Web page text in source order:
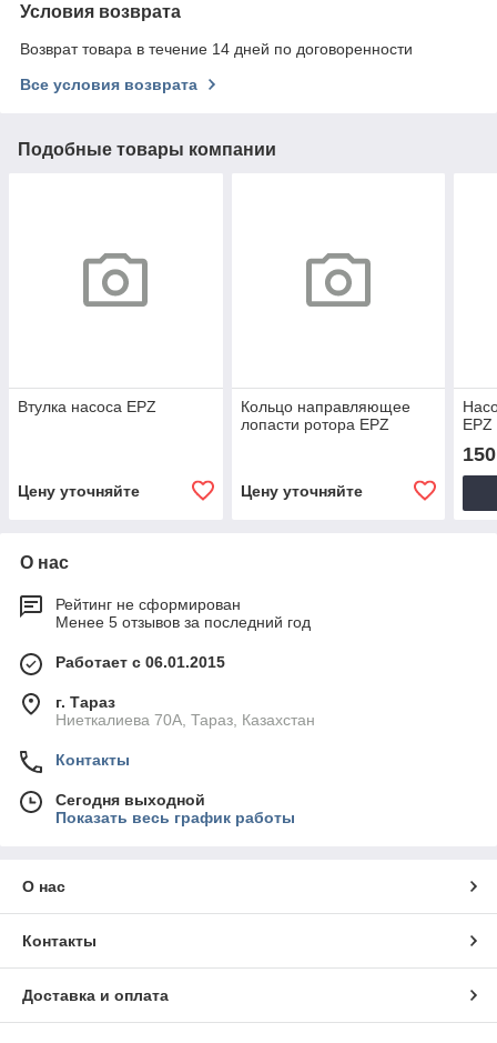
Условия возврата
Возврат товара в течение 14 дней по договоренности
Все условия возврата
Подобные товары компании
Втулка насоса EPZ
Цену уточняйте
Кольцо направляющее
лопасти ротора EPZ
Цену уточняйте
EPZ
О нас
Рейтинг не сформирован
Менее 5 отзывов за последний год
Работает с 06.01.2015
г. Тараз
Ниеткалиева 70А, Тараз, Казахстан
Контакты
Сегодня выходной
Показать весь график работы
О нас
Контакты
Доставка и оплата